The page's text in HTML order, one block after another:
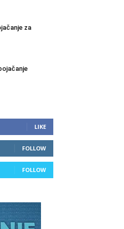
za
LIKE
FOLLOW
FOLLOW